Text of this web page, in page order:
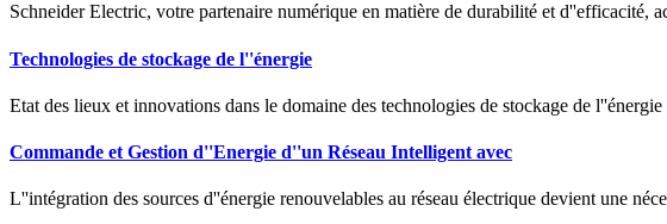
Schneider Electric, votre partenaire numérique en matière de durabilité et d''efficacité,
Technologies de stockage de l''énergie
Etat des lieux et innovations dans le domaine des technologies de stockage de
Commande et Gestion d''Energie d''un Réseau Intelligent avec
L''intégration des sources d''énergie renouvelables au réseau électrique devient une